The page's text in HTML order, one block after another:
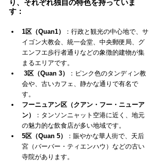
り、それぞれ独自の特色を持っていま
す：
1区（Quan1）
：行政と観光の中心地で、サ
イゴン大教会、統一会堂、中央郵便局、グ
エンフエ歩行者通りなどの象徴的建物が集
まるエリアです。
3区（Quan 3）
：ピンク色のタンディン教
会や、古いカフェ、静かな通りで有名で
す。
フーニュアン区（クアン・フー・ニューア
ン）
：タンソンニャット空港に近く、地元
の魅力的な飲食店が多い地域です。
5区（Quan 5）
：賑やかな華人街で、天后
宮（バーバー・ティエンハウ）などの古い
寺院があります。